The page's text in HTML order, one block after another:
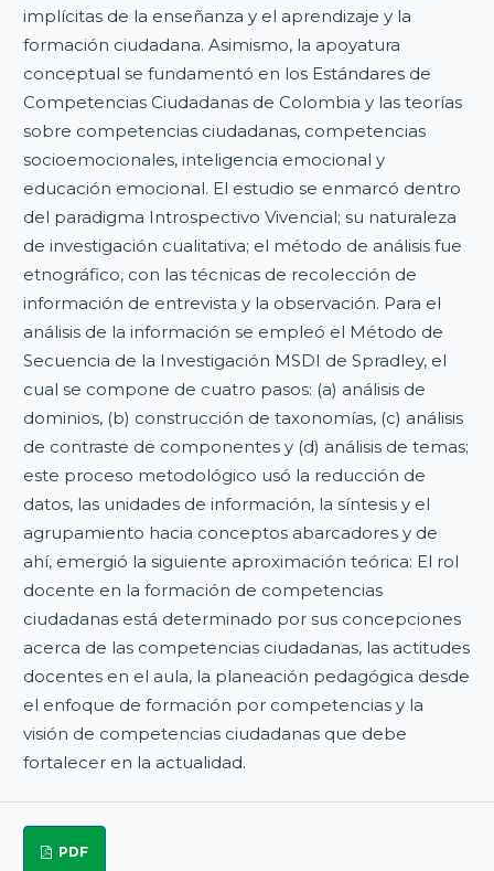
implícitas de la enseñanza y el aprendizaje y la
formación ciudadana. Asimismo, la apoyatura
conceptual se fundamentó en los Estándares de
Competencias Ciudadanas de Colombia y las teorías
sobre competencias ciudadanas, competencias
socioemocionales, inteligencia emocional y
educación emocional. El estudio se enmarcó dentro
del paradigma Introspectivo Vivencial; su naturaleza
de investigación cualitativa; el método de análisis fue
etnográfico, con las técnicas de recolección de
información de entrevista y la observación. Para el
análisis de la información se empleó el Método de
Secuencia de la Investigación MSDI de Spradley, el
cual se compone de cuatro pasos: (a) análisis de
dominios, (b) construcción de taxonomías, (c) análisis
de contraste de componentes y (d) análisis de temas;
este proceso metodológico usó la reducción de
datos, las unidades de información, la síntesis y el
agrupamiento hacia conceptos abarcadores y de
ahí, emergió la siguiente aproximación teórica: El rol
docente en la formación de competencias
ciudadanas está determinado por sus concepciones
acerca de las competencias ciudadanas, las actitudes
docentes en el aula, la planeación pedagógica desde
el enfoque de formación por competencias y la
visión de competencias ciudadanas que debe
fortalecer en la actualidad.
PDF